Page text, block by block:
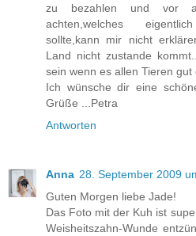
zu bezahlen und vor
achten,welches
sollte,kann mir nicht
Land nicht zustande
sein wenn es allen Tieren gut
Ich wünsche dir eine
Grüße ...Petra
Antworten
Anna 28. September 2009
Guten Morgen liebe Jade!
Das Foto mit der Kuh ist
Weisheitszahn-Wunde